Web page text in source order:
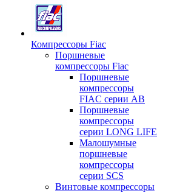
Компрессоры Fiac
Поршневые
компрессоры Fiac
Поршневые
компрессоры
FIAC серии AB
Поршневые
компрессоры
серии LONG LIFE
Малошумные
поршневые
компрессоры
серии SCS
Винтовые компрессоры